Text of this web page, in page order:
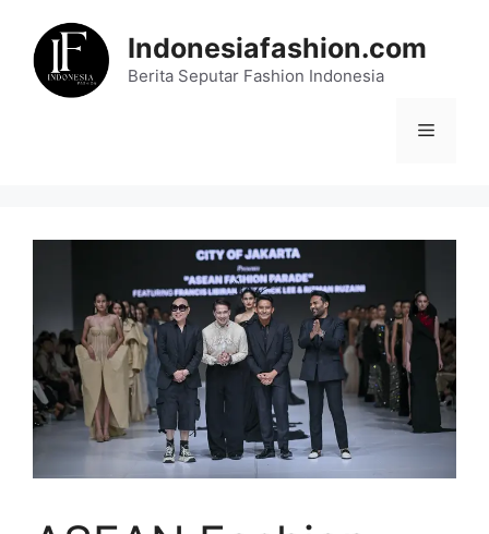
content
Indonesiafashion.com
Berita Seputar Fashion Indonesia
Menu